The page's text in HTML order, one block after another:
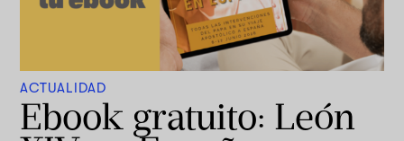
ACTUALIDAD
Ebook gratuito: León